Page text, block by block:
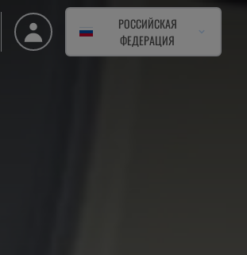
РОССИЙСКАЯ
ФЕДЕРАЦИЯ